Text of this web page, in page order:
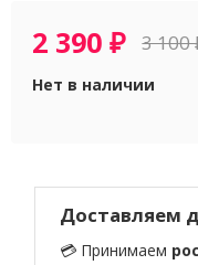
2 390₽ 3 100
Нет в наличии
Доставляем
💳 Принимаем